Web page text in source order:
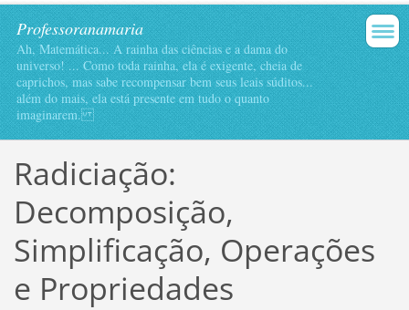
Professoranamaria
Ah, Matemática... A rainha das ciências e a dama do
universo! ... Como toda rainha, ela é exigente, cheia de
caprichos, mas sabe recompensar bem seus leais súditos...
além do mais, ela está presente em tudo o quanto
imaginarem.
Radiciação:
Decomposição,
Simplificação, Operações
e Propriedades